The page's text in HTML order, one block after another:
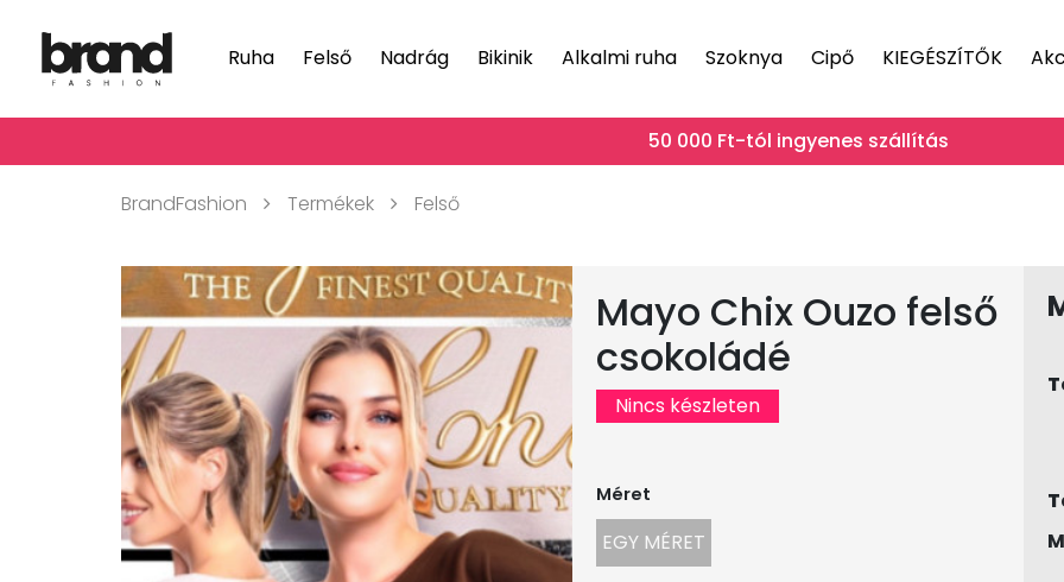
Ruha Felső Nadrág Bikinik Alkalmi ruha Szoknya Cipő KIEGÉSZÍTŐK
50 000 Ft-tól ingyenes szállítás
BrandFashion Termékek Felső
Mayo Chix Ouzo felső
csokoládé
Nincs készleten
Méret
EGY MÉRET